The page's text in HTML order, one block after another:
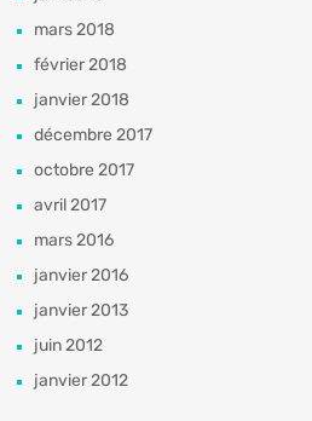
mars 2018
février 2018
janvier 2018
décembre 2017
octobre 2017
avril 2017
mars 2016
janvier 2016
janvier 2013
juin 2012
janvier 2012